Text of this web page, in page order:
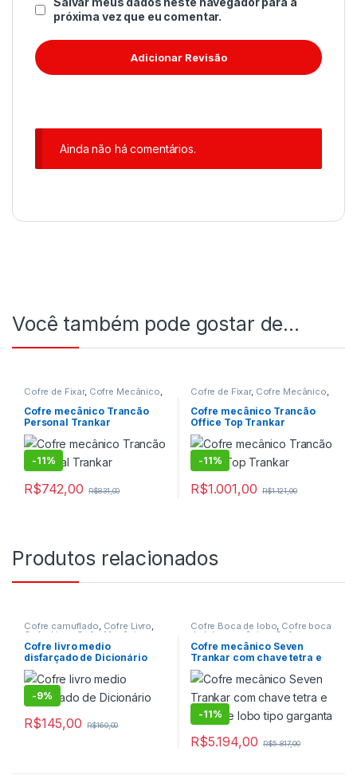
próxima vez que eu comentar.
Ainda não há comentários.
Você também pode gostar de…
Cofre de Fixar, Cofre Mecânico,
Cofre para Hotéis
hotéis mecânico,Cofre
Trancão,Cofres
Cofre mecânico Trancão
Personal Trankar
-11%
R$742,00 R$831,00
Cofre de Fixar, Cofre Mecânico,
Cofre para Hotéis
hotéis mecânico,Cofre
Trancão,Cofres
Cofre mecânico Trancão
Office Top Trankar
-11%
R$1.001,00 R$1.121,00
Produtos relacionados
Cofre camuflado, Cofre Livro,
Cofre Livro Cofre Mecânico
Cofre para Residencias
para Residencias mecânico
Cofres,Porta Valores,Porta
valores nacional
Cofre livro medio
disfarçado de Dicionário
-9%
R$145,00 R$160,00
Cofre Boca de lobo, Cofre boca
de lobo mecânico Cofre com
Boca de lobo,Cofre de embutir
Cofre de embutir mecânico
Cofre Mecânico,Cofre para
Postos de gasolina
postos de gasolina mecânico
Cofre mecânico Seven
Trankar com chave tetra e
boca de lobo tipo garganta
-11%
R$5.194,00 R$5.817,00